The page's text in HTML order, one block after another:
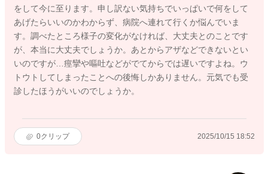
をして今に至ります。申し訳ない気持ちでいっぱいで何をして
あげたらいいのかわからず、病院へ連れて行くか悩んでいま
す。調べたところ様子の変化がなければ、大丈夫とのことです
が、本当に大丈夫でしょうか。あとからアザなどできないとい
いのですが…痙攣や嘔吐などがでてからでは遅いですよね。ウ
トウトしてしまったことへの後悔しかありません。元気でも受
診したほうがいいのでしょうか。
0クリップ 2025/10/15 18:52